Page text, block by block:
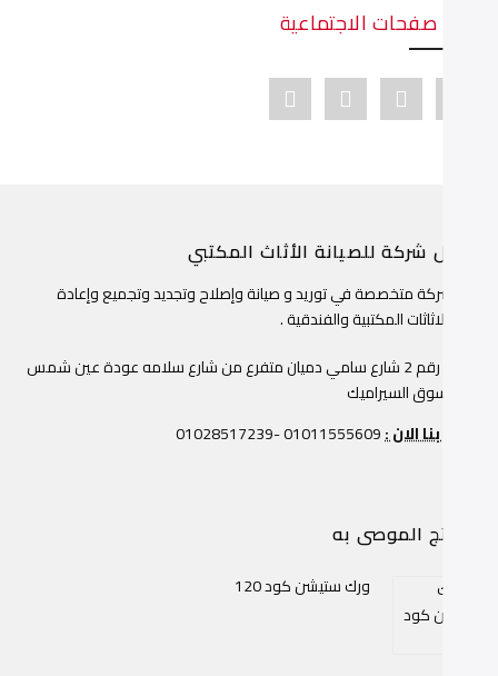
صفحات الاجتماعية
Facebook link
Instagram link
Pinterest link
Youtube link
شركة للصيانة الأثاث المكتبي
شركة متخصصة في توريد و صيانة وإصلاح وتجديد وتجميع وإعادة
الاثاثات المكتبية والفندقية .
عمارة رقم 2 شارع سامي دميان متفرع من شارع سلامه عودة عين شمس
سوق السيراميك
بنا الان :01011555609 -01028517239
الموصى به
ورك ستيشن كود 120